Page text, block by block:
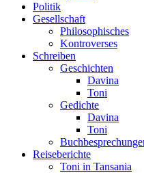
Politik
Gesellschaft
Philosophisches
Kontroverses
Schreiben
Geschichten
Davina
Toni
Gedichte
Davina
Toni
Reiseberichte
Toni in Tansania